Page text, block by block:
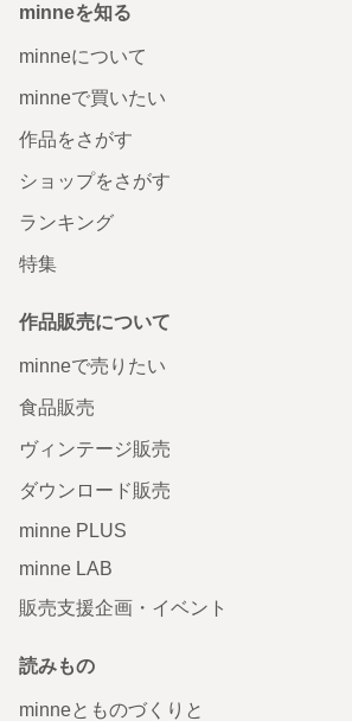
minneを知る
minneについて
minneで買いたい
作品をさがす
ショップをさがす
ランキング
特集
作品販売について
minneで売りたい
食品販売
ヴィンテージ販売
ダウンロード販売
minne PLUS
minne LAB
販売支援企画・イベント
読みもの
minneとものづくりと